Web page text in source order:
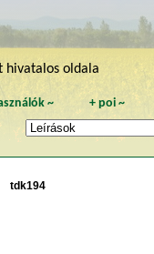
hivatalos oldala
~ + poi~
tdk194